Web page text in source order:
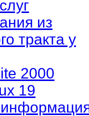
из
тракта у
2000
19